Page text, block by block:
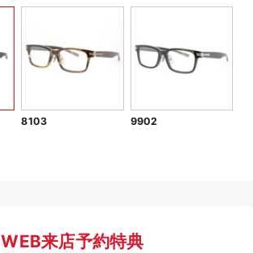
8103 9902
WEB来店予約特典